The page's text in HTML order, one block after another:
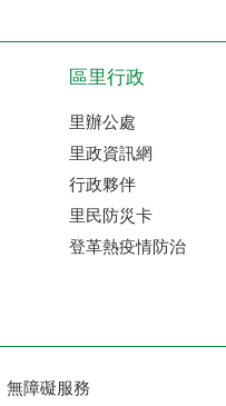
區里行政
里辦公處
里政資訊網
行政夥伴
里民防災卡
登革熱疫情防治
無障礙服務